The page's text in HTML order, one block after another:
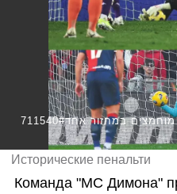
Исторические пенальти
Команда "МС Димона"